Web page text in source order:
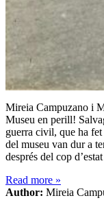
Mireia Campuzano i
Museu en perill!
guerra civil, que ha
del museu van dur a
després del cop
Read more »
Author: Mireia